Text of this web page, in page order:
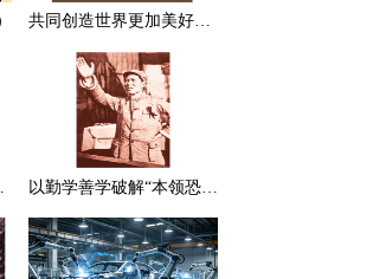
共同创造世界更加美好的未来
节选） 以勤学善学破解“本领恐慌”